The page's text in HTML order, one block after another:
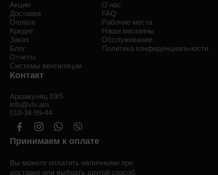
Акции
Доставка
Оплата
Кредит
Заказ
Блог
Отчеты
Системы вентиляции
О нас
FAQ
Рабочие места
Наши магазины
Обслуживание
Политика конфиденциальности
Контакт
Аршакуняц 69/5
info@vlv.am
010-34-99-44
Принимаем к оплате
Вы можете оплатить наличными при
доставке или выбрать другой способ